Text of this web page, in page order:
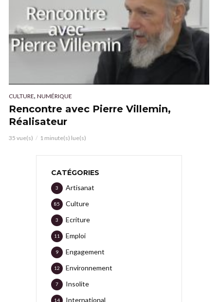
CULTURE, NUMÉRIQUE
Rencontre avec Pierre Villemin,
Réalisateur
35 vue(s) 1 minute(s) lue(s)
CATÉGORIES
Artisanat
3
Culture
85
Ecriture
3
Emploi
11
Engagement
9
Environnement
12
Insolite
7
International
14